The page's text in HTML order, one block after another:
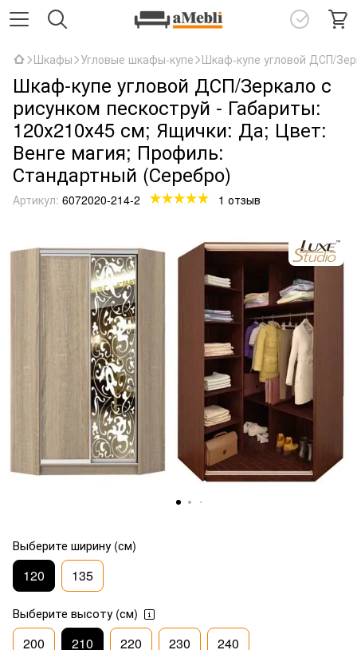
Шкафы Угловые шкафы-купе Шкаф-купе угловой ДСП/
Шкаф-купе угловой ДСП/Зеркало с
рисунком пескоструй - Габариты:
120х210х45 см; Ящички: Да; Цвет:
Венге магия; Профиль:
Стандартный (Серебро)
Артикул: 6072020-214-2 1 отзыв
Выберите ширину (см)
120 135
Выберите высоту (см)
200 210 220 230 240